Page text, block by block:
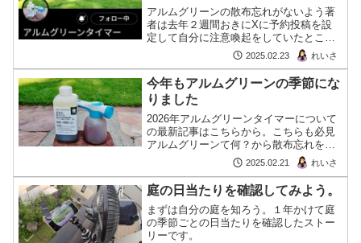
アルムグリーンの散布忘れがないよう著
者は去年２週間おきにXに予約投稿を設
定して自分に注意喚起をしていたところ
一部のフォローワーの評判に(?)。今年は
それを『シバノワ』企画に！命名アルム
グリーン。なんと東京40まいるさん監
修！
2025.02.23 れいさ
今年もアルムグリーンの季節にな
りました
2026年アルムグリーンタイマーについて
の最新記事はこちらから。こちらも必見
アルムグリーンて何？から散布忘れを防
ぐ方法まで！芝生育てについてネットで
調べたことのある方なら聞いたことがあ
るかもしれません。「アルムグリー
ン」。漢方生薬で日本唯一続きを読む
2025.02.21 れいさ
庭の日当たりを確認してみよう。
まずは自分の庭を知ろう。１年かけて庭
の季節ごとの日当たりを確認したストー
リーです。